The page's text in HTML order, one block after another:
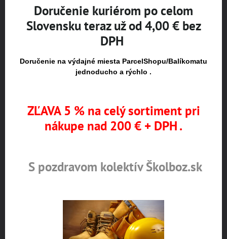
821 04 Bratislava
piatok 8:00 – 15:00
POZOR!!! Otváracie hodiny - prázdninový režim,
Osobný odber na predajni je možný
Doručenie kuriérom po celom
Slovensku teraz už od 4,00 € bez
DPH
Doručenie na výdajné miesta ParcelShopu/Balíkomatu
jednoducho a rýchlo .
ZĽAVA 5 % na celý sortiment pri
nákupe nad 200 € + DPH .
S pozdravom kolektív Školboz.sk